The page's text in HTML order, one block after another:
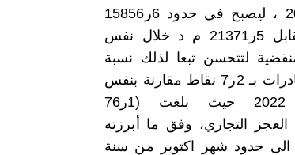
الاولى من سنة 2023 ، ليصبح في حدود 6ر15856
مليوندينار ( م د) مقابل 5ر21371 م د خلال نفس
لتتحسن تبعا لذلك نسبة
تغطية الواردات بالصادرات بـ 2ر7 نقاط مقارنة بنفس
الفترة من سنة 2022 حيث بلغت (1ر76
العجز التجاري، وفق ما أبرزته
الى حدود شهر اكتوبر من سنة